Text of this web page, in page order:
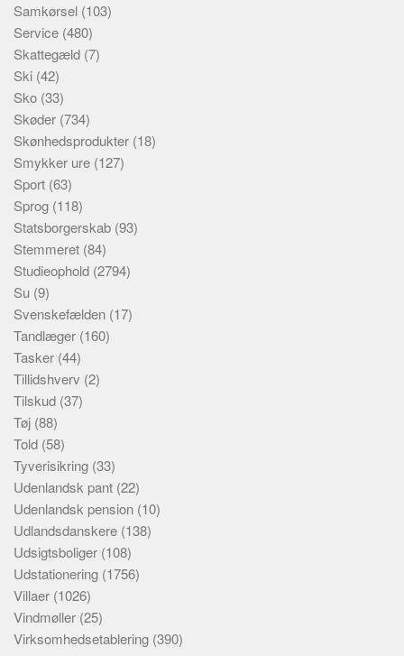
Samkørsel (103)
Service (480)
Skattegæld (7)
Ski (42)
Sko (33)
Skøder (734)
Skønhedsprodukter (18)
Smykker ure (127)
Sport (63)
Sprog (118)
Statsborgerskab (93)
Stemmeret (84)
Studieophold (2794)
Su (9)
Svenskefælden (17)
Tandlæger (160)
Tasker (44)
Tillidshverv (2)
Tilskud (37)
Tøj (88)
Told (58)
Tyverisikring (33)
Udenlandsk pant (22)
Udenlandsk pension (10)
Udlandsdanskere (138)
Udsigtsboliger (108)
Udstationering (1756)
Villaer (1026)
Vindmøller (25)
Virksomhedsetablering (390)